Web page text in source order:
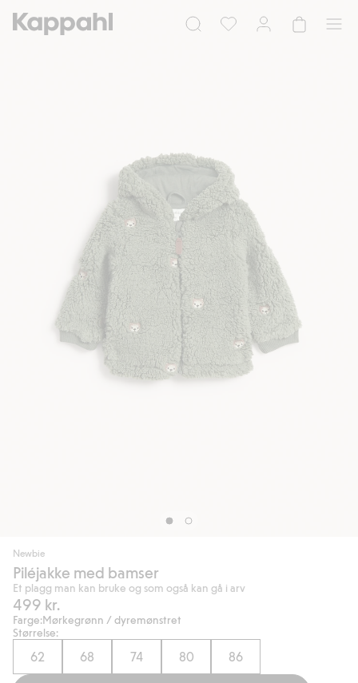
Newbie
Piléjakke med bamser
Et plagg man kan bruke og som også kan gå i arv
499 kr.
Farge:Mørkegrønn / dyremønstret
Størrelse:
62 68 74 80 86